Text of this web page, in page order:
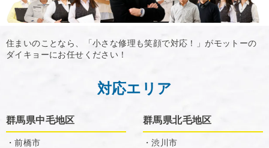
住まいのことなら、「小さな修理も笑顔で対応！」がモットーの
ダイキョーにお任せください！
対応エリア
群馬県中毛地区
・前橋市
群馬県北毛地区
・渋川市